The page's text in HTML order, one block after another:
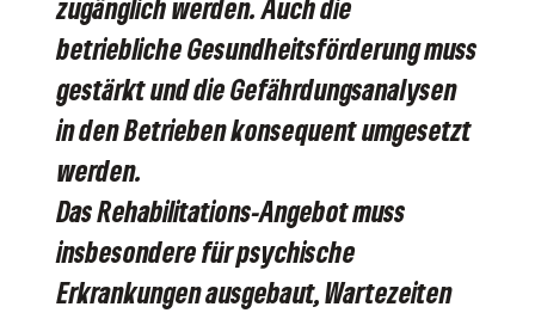
zugänglich werden. Auch die
betriebliche Gesundheitsförderung muss
gestärkt und die Gefährdungsanalysen
in den Betrieben konsequent umgesetzt
werden.
Das Rehabilitations-Angebot muss
insbesondere für psychische
Erkrankungen ausgebaut, Wartezeiten